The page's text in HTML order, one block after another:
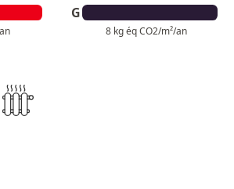
G
8 kg éq CO2/m²/an